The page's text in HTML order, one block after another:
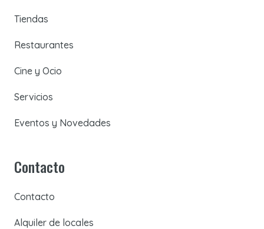
Tiendas
Restaurantes
Cine y Ocio
Servicios
Eventos y Novedades
Contacto
Contacto
Alquiler de locales